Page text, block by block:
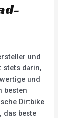
und
stets darin,
und
besten
Dirtbike
das beste